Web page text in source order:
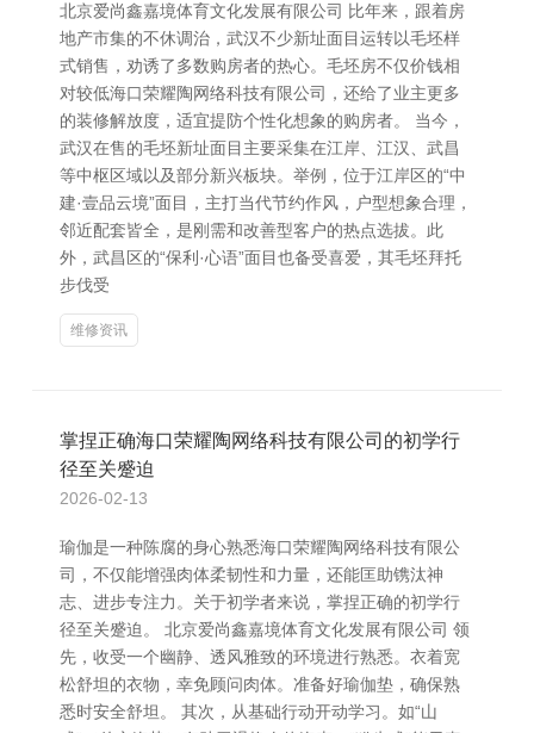
北京爱尚鑫嘉境体育文化发展有限公司 比年来，跟着房
地产市集的不休调治，武汉不少新址面目运转以毛坯样
式销售，劝诱了多数购房者的热心。毛坯房不仅价钱相
对较低海口荣耀陶网络科技有限公司，还给了业主更多
的装修解放度，适宜提防个性化想象的购房者。 当今，
武汉在售的毛坯新址面目主要采集在江岸、江汉、武昌
等中枢区域以及部分新兴板块。举例，位于江岸区的“中
建·壹品云境”面目，主打当代节约作风，户型想象合理，
邻近配套皆全，是刚需和改善型客户的热点选拔。此
外，武昌区的“保利·心语”面目也备受喜爱，其毛坯拜托
步伐受
维修资讯
掌捏正确海口荣耀陶网络科技有限公司的初学行
径至关蹙迫
2026-02-13
瑜伽是一种陈腐的身心熟悉海口荣耀陶网络科技有限公
司，不仅能增强肉体柔韧性和力量，还能匡助镌汰神
志、进步专注力。关于初学者来说，掌捏正确的初学行
径至关蹙迫。 北京爱尚鑫嘉境体育文化发展有限公司 领
先，收受一个幽静、透风雅致的环境进行熟悉。衣着宽
松舒坦的衣物，幸免顾问肉体。准备好瑜伽垫，确保熟
悉时安全舒坦。 其次，从基础行动开动学习。如“山